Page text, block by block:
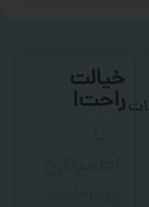
خیالت
راحت!